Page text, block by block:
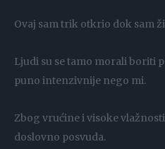
Ovaj sam trik otkrio dok sam
Ljudi su se tamo morali boriti
puno intenzivnije nego mi.
Zbog vrućine i visoke
doslovno posvuda.